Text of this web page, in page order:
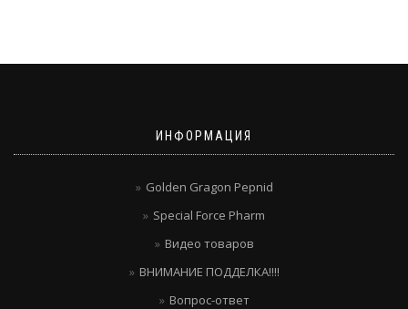
ИНФОРМАЦИЯ
Golden Gragon Pepnid
Special Force Pharm
Видео товаров
ВНИМАНИЕ ПОДДЕЛКА!!!!
Вопрос-ответ